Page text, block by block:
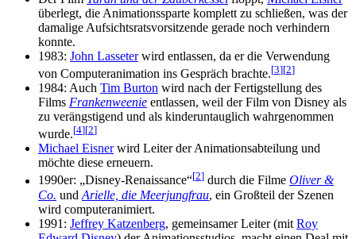
überlegt, die Animationssparte komplett zu schließen, was der
damalige Aufsichtsratsvorsitzende gerade noch verhindern
konnte.
1983: John Lasseterwird entlassen, da er die Verwendung
von Computeranimation ins Gespräch brachte.[3][2]
1984: Auch Tim Burton wird nach der Fertigstellung des
Films Frankenweenie entlassen, weil der Film von Disney als
zu verängstigend und als kinderuntauglich wahrgenommen
wurde.[4][2]
Michael Eisnerwird Leiter der Animationsabteilung und
möchte diese erneuern.
1990er: „Disney-Renaissance“[2] durch die Filme Oliver &
Co. und Arielle, die Meerjungfrau, ein Großteil der Szenen
wird computeranimiert.
1991: Jeffrey Katzenberg, gemeinsamer Leiter (mit Roy